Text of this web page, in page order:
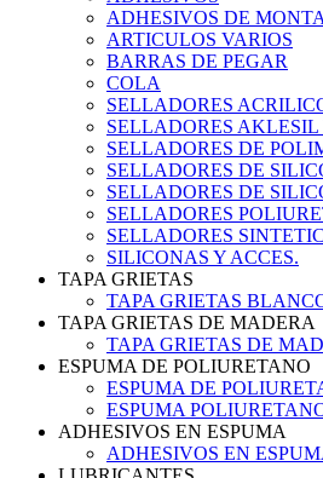
ADHESIVOS DE
ARTICULOS VARIOS
BARRAS DE PEGAR
COLA
SELLADORES
SELLADORES
SELLADORES DE
SELLADORES DE
SELLADORES DE
SELLADORES
SELLADORES
SILICONAS Y ACCES.
TAPA GRIETAS
TAPA GRIETAS
TAPA GRIETAS DE MADERA
TAPA GRIETAS DE
ESPUMA DE POLIURETANO
ESPUMA DE
ESPUMA
ADHESIVOS EN ESPUMA
ADHESIVOS EN